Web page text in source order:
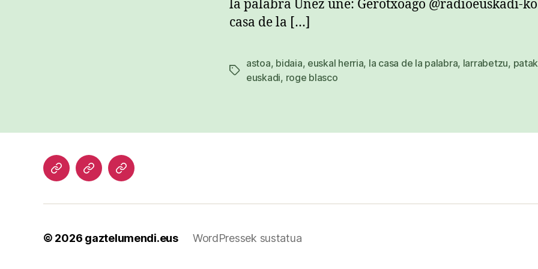
la palabra Unez une: Gerotxoago @radioeuskadi-
casa de la […]
Etiketak
astoa, bidaia, euskal herria, la casa de la palabra, larrabetzu,
euskadi, roge blasco
HasieraKazetariPatxi
CV
© 2026 gaztelumendi.eus WordPressek sustatua